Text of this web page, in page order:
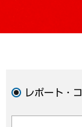
レポート・